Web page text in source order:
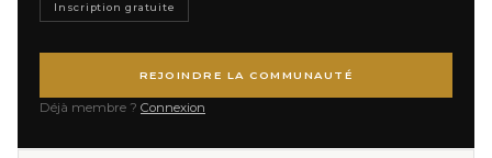
Inscription gratuite
REJOINDRE LA COMMUNAUTÉ
Déjà membre ? Connexion